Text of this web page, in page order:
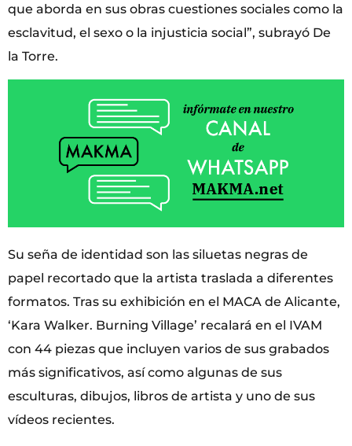
que aborda en sus obras cuestiones sociales como la
esclavitud, el sexo o la injusticia social”, subrayó De
la Torre.
Su seña de identidad son las siluetas negras de
papel recortado que la artista traslada a diferentes
formatos. Tras su exhibición en el MACA de Alicante,
‘Kara Walker. Burning Village’ recalará en el IVAM
con 44 piezas que incluyen varios de sus grabados
más significativos, así como algunas de sus
esculturas, dibujos, libros de artista y uno de sus
vídeos recientes.